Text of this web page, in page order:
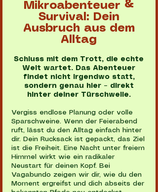
Mikroabenteuer &
Survival: Dein
Ausbruch aus dem
Alltag
Schluss mit dem Trott, die echte
Welt wartet. Das Abenteuer
findet nicht irgendwo statt,
sondern genau hier – direkt
hinter deiner Türschwelle.
Vergiss endlose Planung oder volle
Sparschweine. Wenn der Feierabend
ruft, lässt du den Alltag einfach hinter
dir. Dein Rucksack ist gepackt, das Ziel
ist die Freiheit. Eine Nacht unter freiem
Himmel wirkt wie ein radikaler
Neustart für deinen Kopf. Bei
Vagabundo zeigen wir dir, wie du den
Moment ergreifst und dich abseits der